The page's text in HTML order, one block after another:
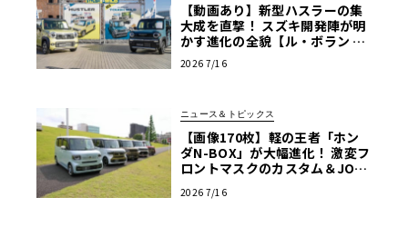
【動画あり】新型ハスラーの集
大成を直撃！ スズキ開発陣が明
かす進化の全貌【ル・ボラン カ
ーズミート2026横浜】
2026 7/16
ニュース＆トピックス
【画像170枚】軽の王者「ホン
ダN-BOX」が大幅進化！ 激変フ
ロントマスクのカスタム＆JOY
2026 7/16